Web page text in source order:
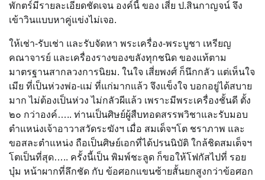
พักตร์มีรายละเอียดชัดเจน องค์นี้ ของ เสี่ย ป.สินกาญจน์ จึง
เข้าวินแบบหาคู่แข่งไม่เจอ.
ให้เช่า-รับเช่า และรับจัดหา พระเครื่อง-พระบูชา เหรียญ
คณาจารย์ และเครื่องรางของขลังทุกชนิด ของแท้ตาม
มาตรฐานสากลวงการนิยม. ในใจ เสี่ยพงศ์ ก็นึกกลัว แต่เห็นใจ
เมีย ที่เป็นห่วงพ่อ-แม่ ที่แก่มากแล้ว จึงแข็งใจ บอกอยู่ได้สบาย
มาก ไม่ต้องเป็นห่วง ไม่กลัวผีแล้ว เพราะมีพระเครื่องชั้นดี ตั้ง
๒๐ กว่าองค์….. ท่านเป็นศิษย์ผู้สืบทอดสรรพวิชาและรับมอบ
ตำแหน่งเจ้าอาวาสวัดระฆังฯ เมื่อ สมเด็จฯโต ชราภาพ และ
ขอสละตำแหน่ง ถือเป็นศิษย์เอกที่ได้ปรนนิบัติ ใกล้ชิดสมเด็จฯ
โตเป็นที่สุด….. ครั้งนี้เป็น พิมพ์ชะลูด ก็ขอให้โฟกัสไปที่ รอย
บุ๋ม หน้าผากที่ลึกชัด กับ ข้อศอกแขนซ้ายสั้นยกสูงกว่าข้อศอก